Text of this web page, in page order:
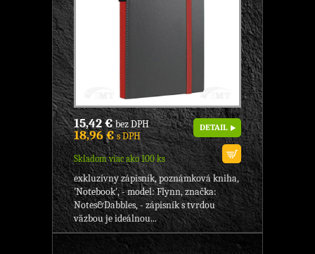
15,42 €bez DPH
18,96 €s DPH
Skladom viac ako 100 ks
DETAIL
exkluzívny zápisník, poznámková kniha,
'Notebook', - model: Flynn, značka:
Notes&Dabbles, - zápisník s tvrdou
väzbou je ideálnou...